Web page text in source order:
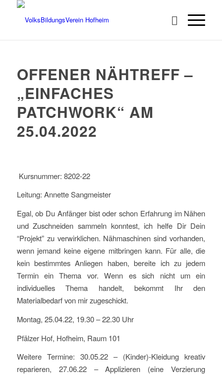
OFFENER NÄHTREFF –
„EINFACHES
PATCHWORK“ AM
25.04.2022
Kursnummer: 8202-22
Leitung: Annette Sangmeister
Egal, ob Du Anfänger bist oder schon Erfahrung im Nähen
und Zuschneiden sammeln konntest, ich helfe Dir Dein
“Projekt” zu verwirklichen. Nähmaschinen sind vorhanden,
wenn jemand keine eigene mitbringen kann. Für alle, die
kein bestimmtes Anliegen haben, bereite ich zu jedem
Termin ein Thema vor. Wenn es sich nicht um ein
individuelles Thema handelt, bekommt Ihr den
Materialbedarf von mir zugeschickt.
Montag, 25.04.22, 19.30 – 22.30 Uhr
Pfälzer Hof, Hofheim, Raum 101
Weitere Termine: 30.05.22 – (Kinder)-Kleidung kreativ
reparieren, 27.06.22 – Applizieren (eine Verzierung